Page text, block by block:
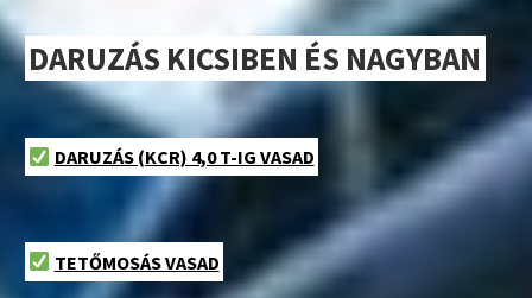
DARUZÁS KICSIBEN ÉS NAGYBAN
DARUZÁS (KCR) 4,0 T-IG VASAD
TETŐMOSÁS VASAD